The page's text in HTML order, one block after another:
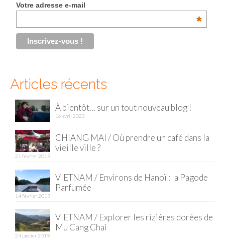
Restos japonais
Restos vietnamiens
Votre adresse e-mail
*
Articles récents
À bientôt… sur un tout nouveau blog !
16 avril 2023
CHIANG MAI / Où prendre un café dans la
vieille ville ?
21 février 2019
VIETNAM / Environs de Hanoï : la Pagode
Parfumée
14 février 2019
VIETNAM / Explorer les rizières dorées de
Mu Cang Chai
24 janvier 2019